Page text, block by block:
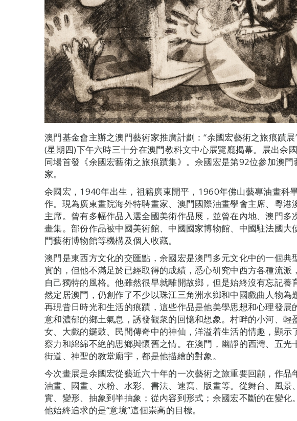
澳門基金會主辦之澳門藝術家推廣計劃：“余國宏藝術之旅痕蹟
(星期四)下午六時三十分在澳門教科文中心展覽廳揭幕。展出余
同場首發《余國宏藝術之旅痕蹟集》。余國宏是第92位參加澳
家。
余國宏，1940年出生，祖籍廣東開平，1960年佛山藝專油畫科
作。現為廣東畫院海外特聘畫家、澳門國際油畫學會主席、粵港
主席。曾有多幅作品入選全國美術作品展，並曾在內地、澳門多
畫集。部份作品被中國美術館、中國國家博物館、中國駐法國大
門藝術博物館等機構及個人收藏。
澳門是東西方文化的交匯點，余國宏是澳門多元文化中的一個典
實的，但他不滿足於已經取得的成績，悉心研究中西方各種流派
自己獨特的風格。他雖然很早就離開故鄉，但是始終沒有忘記養
然定居澳門，仍創作了不少以珠江三角洲水鄉和中國戲曲人物為
再現昔日時光和生活的痕蹟，這些作品是他美學思想和心理發展
意和濃郁的鄉土氣息，誘發觀衆的回憶和想象。村畔的小河、輕
女、大戲的鑼鼓、民間傳奇中的神仙，洋溢着生活的情趣，顯示
察力和綿綿不絶的思鄉與懷舊之情。在澳門，幽靜的西灣、五光
街道、神聖的教堂廟宇，都是他描繪的對象。
今次畫展是余國宏從藝近六十年的一次藝術之旅重要回顧，作品
油畫、國畫、水粉、水彩、書法、速寫、版畫等。從舞台、風景
實、變形、抽象到半抽象；從內容到形式；余國宏不斷的在變化
他始終追求的是“意境”這個崇高的目標。